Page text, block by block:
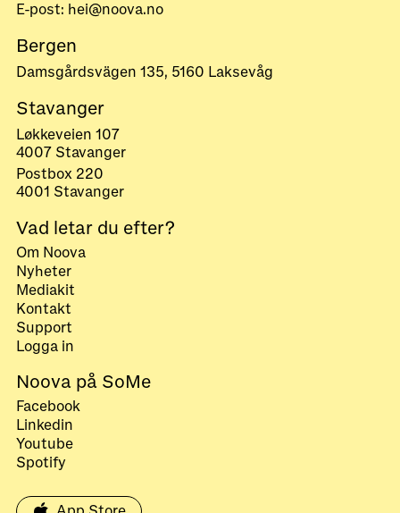
E-post: hei@noova.no
Bergen
Damsgårdsvägen 135, 5160 Laksevåg
Stavanger
Løkkeveien 107
4007 Stavanger
Postbox 220
4001 Stavanger
Vad letar du efter?
Om Noova
Nyheter
Mediakit
Kontakt
Support
Logga in
Noova på SoMe
Facebook
Linkedin
Youtube
Spotify